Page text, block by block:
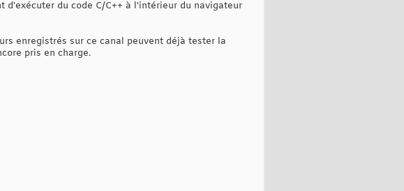
d'exécuter du code C/C++ à l'intérieur du navigateur
enregistrés sur ce canal peuvent déjà tester la
pris en charge.